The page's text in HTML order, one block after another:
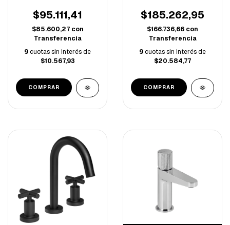
$95.111,41
$85.600,27 con
Transferencia
9cuotas sin interés de
$10.567,93
$185.262,95
$166.736,66 con
Transferencia
9cuotas sin interés de
$20.584,77